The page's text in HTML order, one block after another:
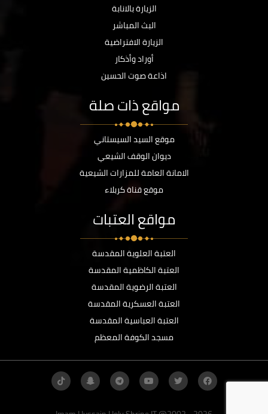
الزيارة بالانابة
البث المباشر
الزيارة الافتراضية
أوراد وأذكار
اذاعة صوت الحسين
مواقع ذات صلة
موقع السيد السيستاني
ديوان الوقف الشيعي
الامانة العامة للمزارات الشيعية
موقع قناة كربلاء
مواقع العتبات
العتبة العلوية المقدسة
العتبة الكاظمية المقدسة
العتبة الرضوية المقدسة
العتبة العسكرية المقدسة
العتبة العباسية المقدسة
مسجد الكوفة المعظم